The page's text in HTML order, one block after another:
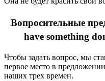
Вопросительные
have something
Чтобы задать вопрос, мы
первое место в
наших трех времен.